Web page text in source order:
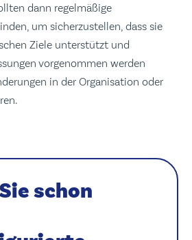
dann regelmäßige
um sicherzustellen, dass sie
Ziele unterstützt und
vorgenommen werden
in der Organisation oder
schon